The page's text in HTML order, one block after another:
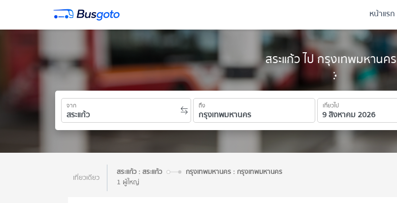
สระแก้ว ไป กรุงเทพมหานคร
จาก ถึง เที่ยวไป
หน้าแรก
เที่ยวเดียว
สระแก้ว : สระแก้ว
กรุงเทพมหานคร : กรุงเทพมหานคร
1 ผู้ใหญ่